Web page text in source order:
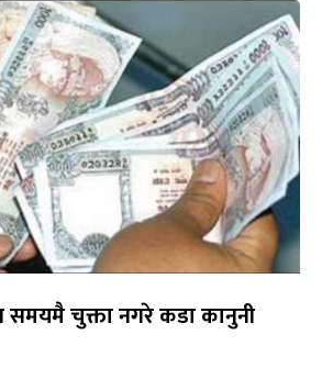
चुक्ता नगरे कडा कानुनी